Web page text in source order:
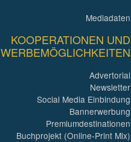
Mediadaten
KOOPERATIONEN UND
WERBEMÖGLICHKEITEN
Advertorial
Newsletter
Social Media Einbindung
Bannerwerbung
Premiumdestinationen
Buchprojekt (Online-Print Mix)